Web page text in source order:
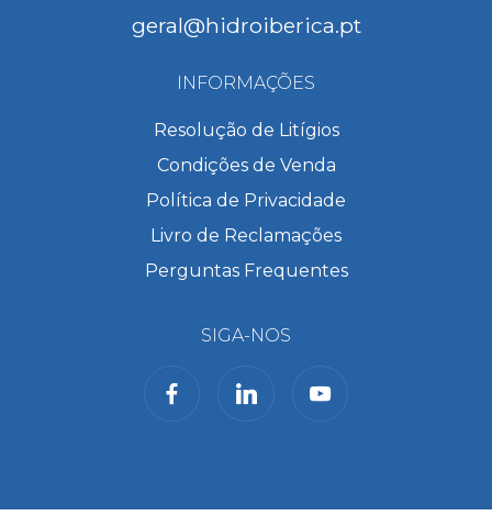
geral@hidroiberica.pt
INFORMAÇÕES
Resolução de Litígios
Condições de Venda
Política de Privacidade
Livro de Reclamações
Perguntas Frequentes
SIGA-NOS